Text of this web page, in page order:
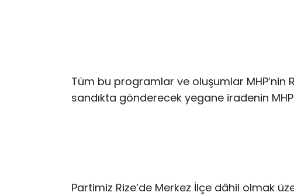
Tüm bu programlar ve oluşumlar MHP’nin
sandıkta gönderecek yegane iradenin
Partimiz Rize’de Merkez İlçe dâhil olmak